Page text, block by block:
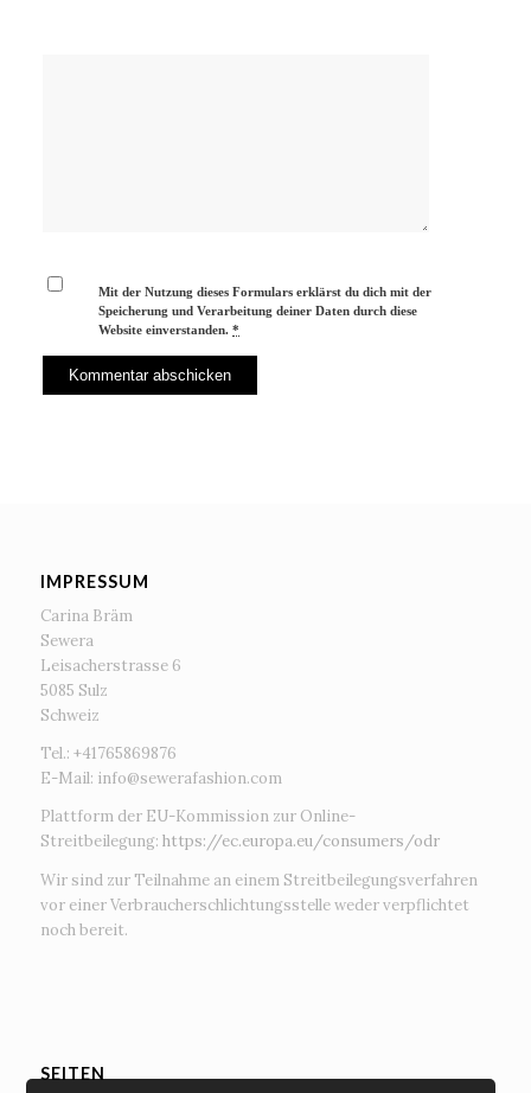
Mit der Nutzung dieses Formulars erklärst du dich mit der
Speicherung und Verarbeitung deiner Daten durch diese
Website einverstanden.*
IMPRESSUM
Carina Bräm
Sewera
Leisacherstrasse 6
5085 Sulz
Schweiz
Tel.: +41765869876
E-Mail: info@sewerafashion.com
Plattform der EU-Kommission zur Online-
Streitbeilegung: https://ec.europa.eu/consumers/odr
Wir sind zur Teilnahme an einem Streitbeilegungsverfahren
vor einer Verbraucherschlichtungsstelle weder verpflichtet
noch bereit.
SEITEN